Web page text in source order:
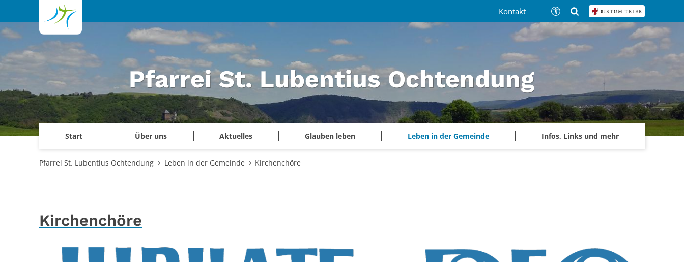
Zum Inhalt springen
Pfarrei St. Lubentius Ochtendung
Start Über uns Aktuelles Glauben leben Leben in der Gemeinde Infos, Links und mehr
Kontakt
Pfarrei St. Lubentius Ochtendung Leben in der Gemeinde Kirchenchöre
Kirchenchöre